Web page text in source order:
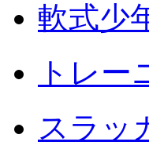
軟式少
トレー
スラッ